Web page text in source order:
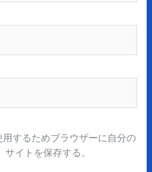
するためブラウザーに自分の
イトを保存する。